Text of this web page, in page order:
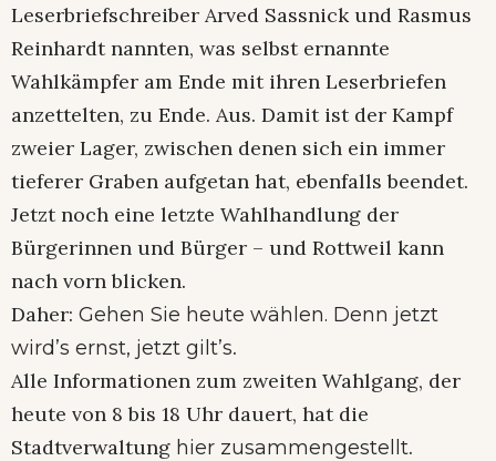
Leserbriefschreiber Arved Sassnick und Rasmus
Reinhardt nannten, was selbst ernannte
Wahlkämpfer am Ende mit ihren Leserbriefen
anzettelten, zu Ende. Aus. Damit ist der Kampf
zweier Lager, zwischen denen sich ein immer
tieferer Graben aufgetan hat, ebenfalls beendet.
Jetzt noch eine letzte Wahlhandlung der
Bürgerinnen und Bürger – und Rottweil kann
nach vorn blicken.
Daher: Gehen Sie heute wählen. Denn jetzt
wird’s ernst, jetzt gilt’s.
Alle Informationen zum zweiten Wahlgang, der
heute von 8 bis 18 Uhr dauert, hat die
Stadtverwaltung hier zusammengestellt.